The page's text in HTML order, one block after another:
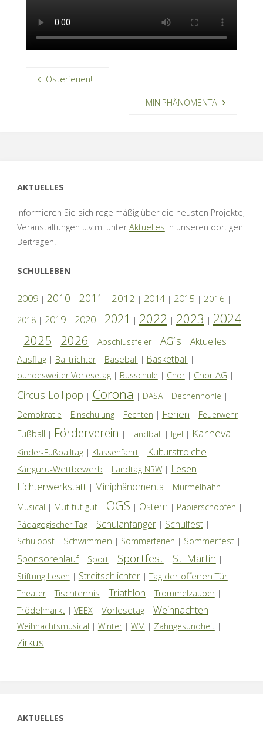
Osterferien!
MINIPHÄNOMENTA
AKTUELLES
Informieren Sie sich regelmäßig über die neusten Projekte,
Veranstaltungen u.v.m. unterAktuelles in unseren dortigen
Beiträgen.
SCHULLEBEN
2009| 2010 | 2011 | 2012 | 2014| 2015 | 2016 |
2018| 2019| 2020| 2021 | 2022 | 2023 | 2024
| 2025 | 2026 | Abschlussfeier| AG´s | Aktuelles |
Ausflug| Balltrichter| Baseball | Basketball |
bundesweiter Vorlesetag| Busschule | Chor| Chor AG |
Circus Lollipop | Corona | DASA| Dechenhöhle |
Demokratie | Einschulung| Fechten | Ferien | Feuerwehr|
Fußball | Förderverein | Handball | Igel | Karneval |
Kinder-Fußballtag| Klassenfahrt| Kulturstrolche |
Känguru-Wettbewerb | Landtag NRW| Lesen |
Lichterwerkstatt| Miniphänomenta | Murmelbahn |
Musical | Mut tut gut| OGS | Ostern | Papierschöpfen |
Pädagogischer Tag| Schulanfänger| Schulfest|
Schulobst| Schwimmen | Sommerferien | Sommerfest|
Sponsorenlauf| Sport| Sportfest | St. Martin |
Stiftung Lesen | Streitschlichter|Tag der offenen Tür|
Theater|Tischtennis | Triathlon | Trommelzauber|
Trödelmarkt| VEEX | Vorlesetag| Weihnachten |
Weihnachtsmusical | Winter| WM | Zahngesundheit|
Zirkus
AKTUELLES